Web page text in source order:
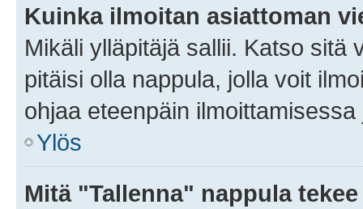
Kuinka ilmoitan asiattoman
Mikäli ylläpitäjä sallii. Katso sitä
pitäisi olla nappula, jolla voit
ohjaa eteenpäin
Ylös
Mitä "Tallenna" nappula